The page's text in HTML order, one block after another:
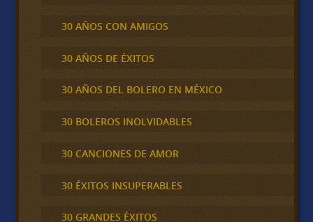
30 AÑOS CON AMIGOS
30 AÑOS DE ÉXITOS
30 AÑOS DEL BOLERO EN MÉXICO
30 BOLEROS INOLVIDABLES
30 CANCIONES DE AMOR
30 ÉXITOS INSUPERABLES
30 GRANDES ÉXITOS